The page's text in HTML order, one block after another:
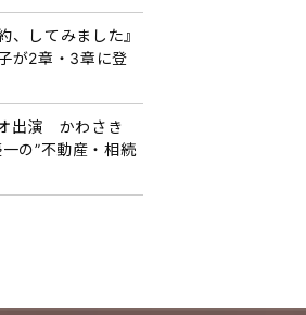
、してみました』
が2章・3章に登
オ出演 かわさき
の”不動産・相続